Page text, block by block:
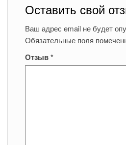
Оставить свой
Ваш адрес email не будет
Обязательные поля
Отзыв*